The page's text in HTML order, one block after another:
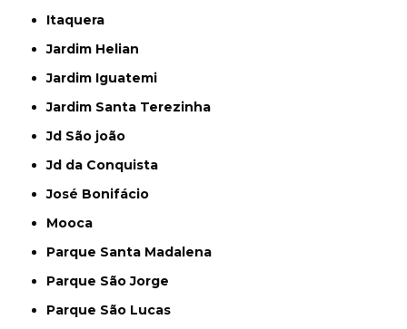
Itaquera
Jardim Helian
Jardim Iguatemi
Jardim Santa Terezinha
Jd São joão
Jd da Conquista
José Bonifácio
Mooca
Parque Santa Madalena
Parque São Jorge
Parque São Lucas